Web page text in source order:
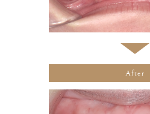
After